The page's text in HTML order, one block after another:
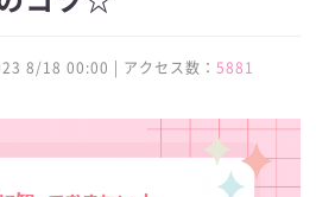
8/18 00:00 | アクセス数： 5881